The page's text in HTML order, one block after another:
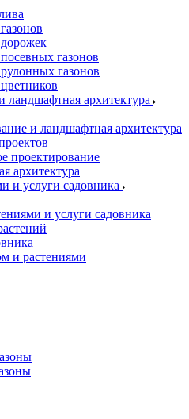
газонов
газонов
ландшафтная архитектура
и ландшафтная архитектура
проектирование
архитектура
и услуги садовника
и услуги садовника
и растениями